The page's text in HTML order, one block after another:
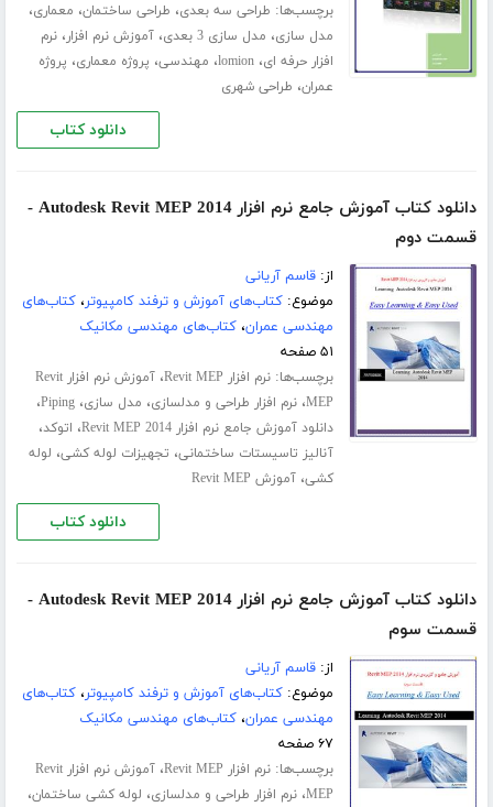
برچسب‌ها: طراحی سه بعدی، طراحی ساختمان، معماری،
مدل سازی، مدل سازی 3 بعدی ،آموزش نرم افزار،نرم
افزار حرفه ای،lomion، مهندسی، پروژه معماری، پروژه
عمران، طراحی شهری
دانلود کتاب
دانلود کتاب آموزش جامع نرم افزار Autodesk Revit MEP 2014 -
قسمت دوم
از:قاسم آریانی
موضوع:کتاب‌های آموزش و ترفند کامپیوتر،کتاب‌های
مهندسی عمران،کتاب‌های مهندسی مکانیک
۵۱ صفحه
برچسب‌ها:نرم افزار Revit MEP ،
آموزش نرم افزار Revit
MEP،نرم افزار طراحی و مدلسازی، مدل سازی،Piping،
دانلود آموزش جامع نرم افزار Revit MEP 2014 ، اتوکد،
آنالیز تاسیستات ساختمانی، تجهیزات لوله کشی، لوله
کشی،آموزش Revit MEP
دانلود کتاب
دانلود کتاب آموزش جامع نرم افزار Autodesk Revit MEP 2014 -
قسمت سوم
از:قاسم آریانی
موضوع:کتاب‌های آموزش و ترفند کامپیوتر،کتاب‌های
مهندسی عمران،کتاب‌های مهندسی مکانیک
۶۷ صفحه
برچسب‌ها:نرم افزار Revit MEP ،
آموزش نرم افزار Revit
MEP،نرم افزار طراحی و مدلسازی، لوله کشی ساختمان،